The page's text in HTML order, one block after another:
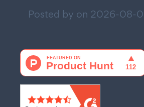
Posted by on 2026-08-